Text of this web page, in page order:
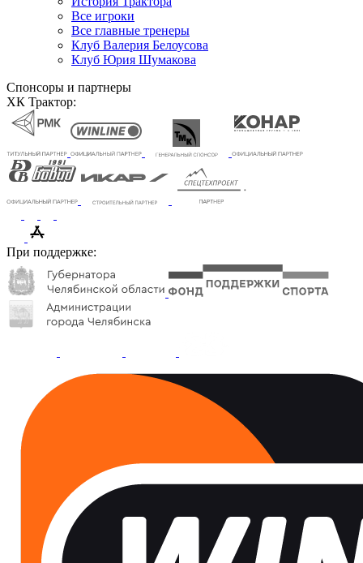
Все игроки
Все главные тренеры
Клуб Валерия Белоусова
Клуб Юрия Шумакова
Спонсоры и партнеры
ХК Трактор:
При поддержке: